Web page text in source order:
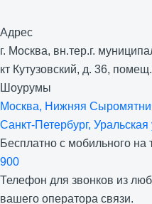
Адрес
г. Москва, вн.тер.г.
кт Кутузовский, д. 36,
Шоурумы
Москва, Нижняя
Санкт-Петербург,
Бесплатно с мобильного на
900
Телефон для звонков из
вашего оператора связи.